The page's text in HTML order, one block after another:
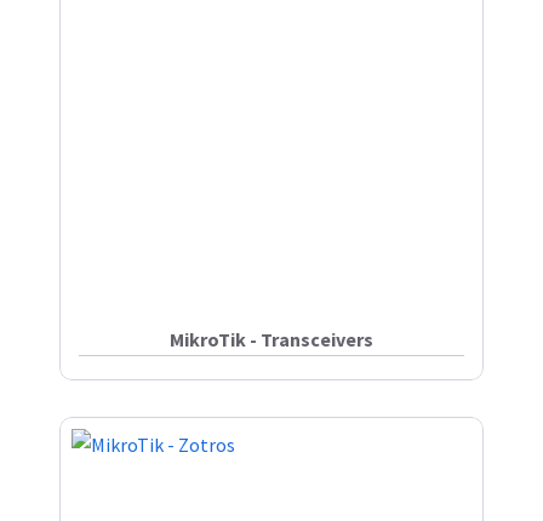
MikroTik - Transceivers